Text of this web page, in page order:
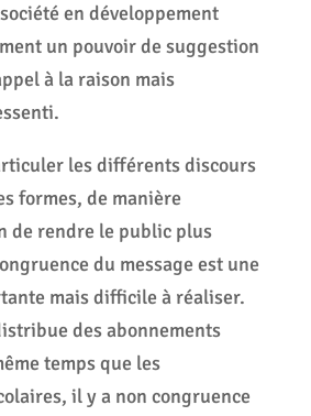
en développement
un pouvoir de suggestion
à la raison mais
les différents discours
formes, de manière
de rendre le public plus
du message est une
mais difficile à réaliser.
des abonnements
temps que les
il y a non congruence